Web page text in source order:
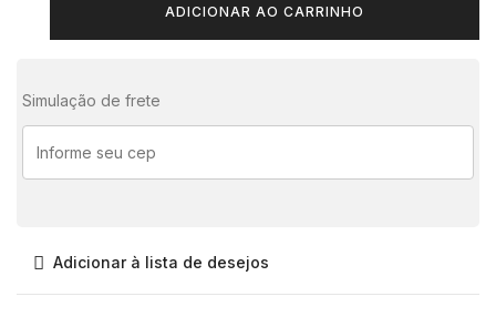
ADICIONAR AO CARRINHO
Simulação de frete
Adicionar à lista de desejos